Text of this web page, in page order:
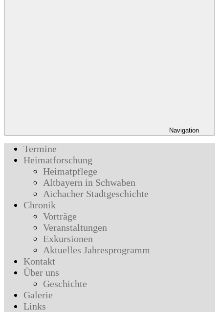
Navigation
Termine
Heimatforschung
Heimatpflege
Altbayern in Schwaben
Aichacher Stadtgeschichte
Chronik
Vorträge
Veranstaltungen
Exkursionen
Aktuelles Jahresprogramm
Kontakt
Über uns
Geschichte
Galerie
Links